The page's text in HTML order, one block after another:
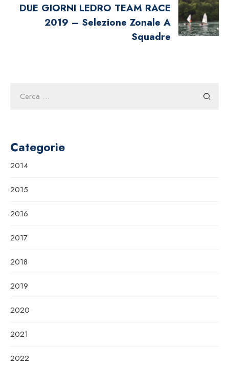
DUE GIORNI LEDRO TEAM RACE
2019 – Selezione Zonale A
Squadre
per:
Categorie
2014
2015
2016
2017
2018
2019
2020
2021
2022